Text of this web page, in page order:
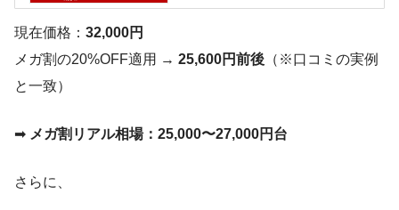
現在価格： 32,000円
メガ割の20%OFF適用 → 25,600円前後 （※口コミの実例
と一致）
➡ メガ割リアル相場：25,000〜27,000円台
さらに、